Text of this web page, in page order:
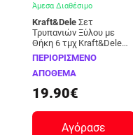
Άμεσα Διαθέσιμο
Kraft&Dele
Τρυπανιών Ξύλου με
Θήκη 6 τμχ Kraft&Dele
ΚD-10266 KD-10266
ΠΕΡΙΟΡΙΣΜΕΝΟ
ΑΠΟΘΕΜΑ
19.90€
Αγόρασε